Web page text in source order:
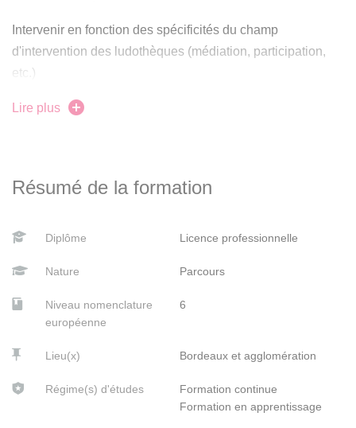
de salariés et de bénévoles, la participation
d’adhérents et la coopération de partenaires ;
différentes populations ;
Intervenir en fonction des spécificités du champ
d'intervention des ludothèques (médiation, participation,
etc.)
Concevoir et conduire un projet collectif de ludothèque
Lire plus
Résumé de la formation
Diplôme Licence professionnelle
Nature Parcours
Niveau nomenclature
européenne
6
Lieu(x) Bordeaux et agglomération
Régime(s) d'études
Formation continue
Formation en apprentissage